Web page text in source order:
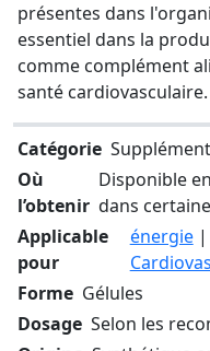
présentes dans
essentiel dans la
comme complément
santé cardiovasculaire.
Catégorie
Où
l’obtenir
Disponible
dans
Applicable
pour
énergie|
Forme Gélules
Dosage Selon les